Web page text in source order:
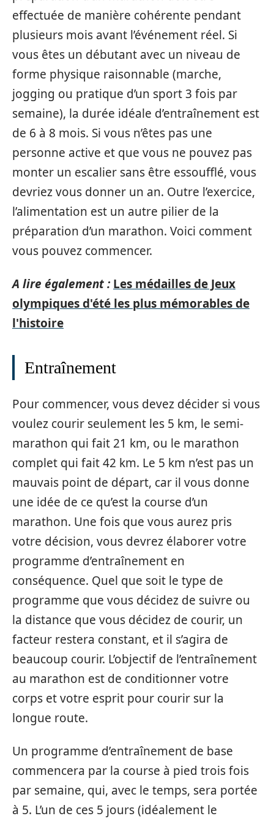
effectuée de manière cohérente pendant
plusieurs mois avant l’événement réel. Si
vous êtes un débutant avec un niveau de
forme physique raisonnable (marche,
jogging ou pratique d’un sport 3 fois par
semaine), la durée idéale d’entraînement est
de 6 à 8 mois. Si vous n’êtes pas une
personne active et que vous ne pouvez pas
monter un escalier sans être essoufflé, vous
devriez vous donner un an. Outre l’exercice,
l’alimentation est un autre pilier de la
préparation d’un marathon. Voici comment
vous pouvez commencer.
A lire également : Les médailles de Jeux
olympiques d'été les plus mémorables de
l'histoire
Entraînement
Pour commencer, vous devez décider si vous
voulez courir seulement les 5 km, le semi-
marathon qui fait 21 km, ou le marathon
complet qui fait 42 km. Le 5 km n’est pas un
mauvais point de départ, car il vous donne
une idée de ce qu’est la course d’un
marathon. Une fois que vous aurez pris
votre décision, vous devrez élaborer votre
programme d’entraînement en
conséquence. Quel que soit le type de
programme que vous décidez de suivre ou
la distance que vous décidez de courir, un
facteur restera constant, et il s’agira de
beaucoup courir. L’objectif de l’entraînement
au marathon est de conditionner votre
corps et votre esprit pour courir sur la
longue route.
Un programme d’entraînement de base
commencera par la course à pied trois fois
par semaine, qui, avec le temps, sera portée
à 5. L’un de ces 5 jours (idéalement le